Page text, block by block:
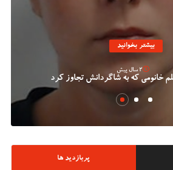
بیشتر بخوانید
خانومی که به شاگردانش تجاوز کرد
2 سال پیش
پربازدید ها